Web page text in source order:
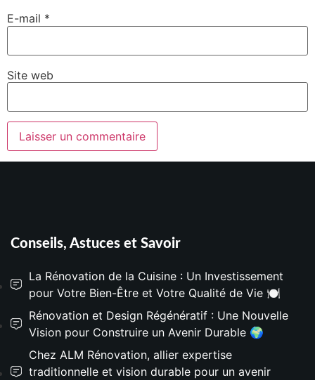
E-mail *
Site web
Conseils, Astuces et Savoir
La Rénovation de la Cuisine : Un Investissement
pour Votre Bien-Être et Votre Qualité de Vie 🍽️
Rénovation et Design Régénératif : Une Nouvelle
Vision pour Construire un Avenir Durable 🌍
Chez ALM Rénovation, allier expertise
traditionnelle et vision durable pour un avenir